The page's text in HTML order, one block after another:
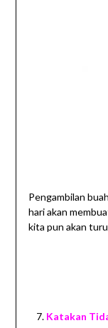
Pengambilan
hari akan
kita pun akan
Katakan